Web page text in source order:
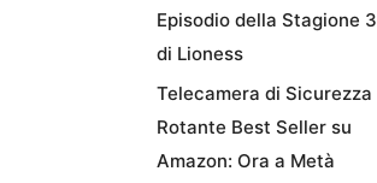
Episodio della Stagione 3
di Lioness
Telecamera di Sicurezza
Rotante Best Seller su
Amazon: Ora a Metà